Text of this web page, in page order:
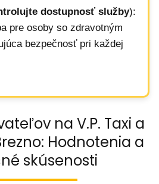
dostupnosť služby):
pre osoby so zdravotným
bezpečnosť pri každej
na V.P. Taxi a
Hodnotenia a
skúsenosti